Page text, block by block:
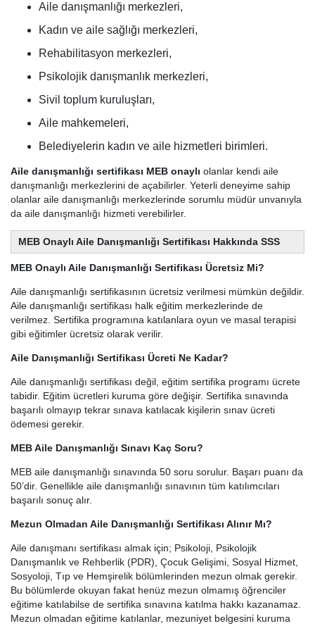
Aile danışmanlığı merkezleri,
Kadın ve aile sağlığı merkezleri,
Rehabilitasyon merkezleri,
Psikolojik danışmanlık merkezleri,
Sivil toplum kuruluşları,
Aile mahkemeleri,
Belediyelerin kadın ve aile hizmetleri birimleri.
Aile danışmanlığı sertifikası MEB onaylı olanlar kendi aile
danışmanlığı merkezlerini de açabilirler. Yeterli deneyime sahip
olanlar aile danışmanlığı merkezlerinde sorumlu müdür unvanıyla
da aile danışmanlığı hizmeti verebilirler.
MEB Onaylı Aile Danışmanlığı Sertifikası Hakkında SSS
MEB Onaylı Aile Danışmanlığı Sertifikası Ücretsiz Mi?
Aile danışmanlığı sertifikasının ücretsiz verilmesi mümkün değildir.
Aile danışmanlığı sertifikası halk eğitim merkezlerinde de
verilmez. Sertifika programına katılanlara oyun ve masal terapisi
gibi eğitimler ücretsiz olarak verilir.
Aile Danışmanlığı Sertifikası Ücreti Ne Kadar?
Aile danışmanlığı sertifikası değil, eğitim sertifika programı ücrete
tabidir. Eğitim ücretleri kuruma göre değişir. Sertifika sınavında
başarılı olmayıp tekrar sınava katılacak kişilerin sınav ücreti
ödemesi gerekir.
MEB Aile Danışmanlığı Sınavı Kaç Soru?
MEB aile danışmanlığı sınavında 50 soru sorulur. Başarı puanı da
50’dir. Genellikle aile danışmanlığı sınavının tüm katılımcıları
başarılı sonuç alır.
Mezun Olmadan Aile Danışmanlığı Sertifikası Alınır Mı?
Aile danışmanı sertifikası almak için; Psikoloji, Psikolojik
Danışmanlık ve Rehberlik (PDR), Çocuk Gelişimi, Sosyal Hizmet,
Sosyoloji, Tıp ve Hemşirelik bölümlerinden mezun olmak gerekir.
Bu bölümlerde okuyan fakat henüz mezun olmamış öğrenciler
eğitime katılabilse de sertifika sınavına katılma hakkı kazanamaz.
Mezun olmadan eğitime katılanlar, mezuniyet belgesini kuruma